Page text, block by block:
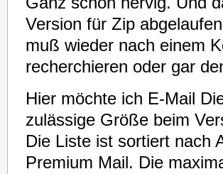
Version für Zip
muß wieder nach einem
recherchieren oder gar
Hier möchte ich E-Mail
zulässige Größe beim
Die Liste ist sortiert nach
Premium Mail. Die